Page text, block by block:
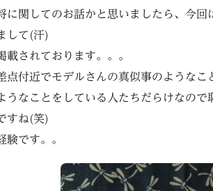
に関してのお話かと思いましたら、今
して(汗)
載されております。。。
点付近でモデルさんの真似事のようなこ
うなことをしている人たちだらけなの
すね(笑)
験です。。